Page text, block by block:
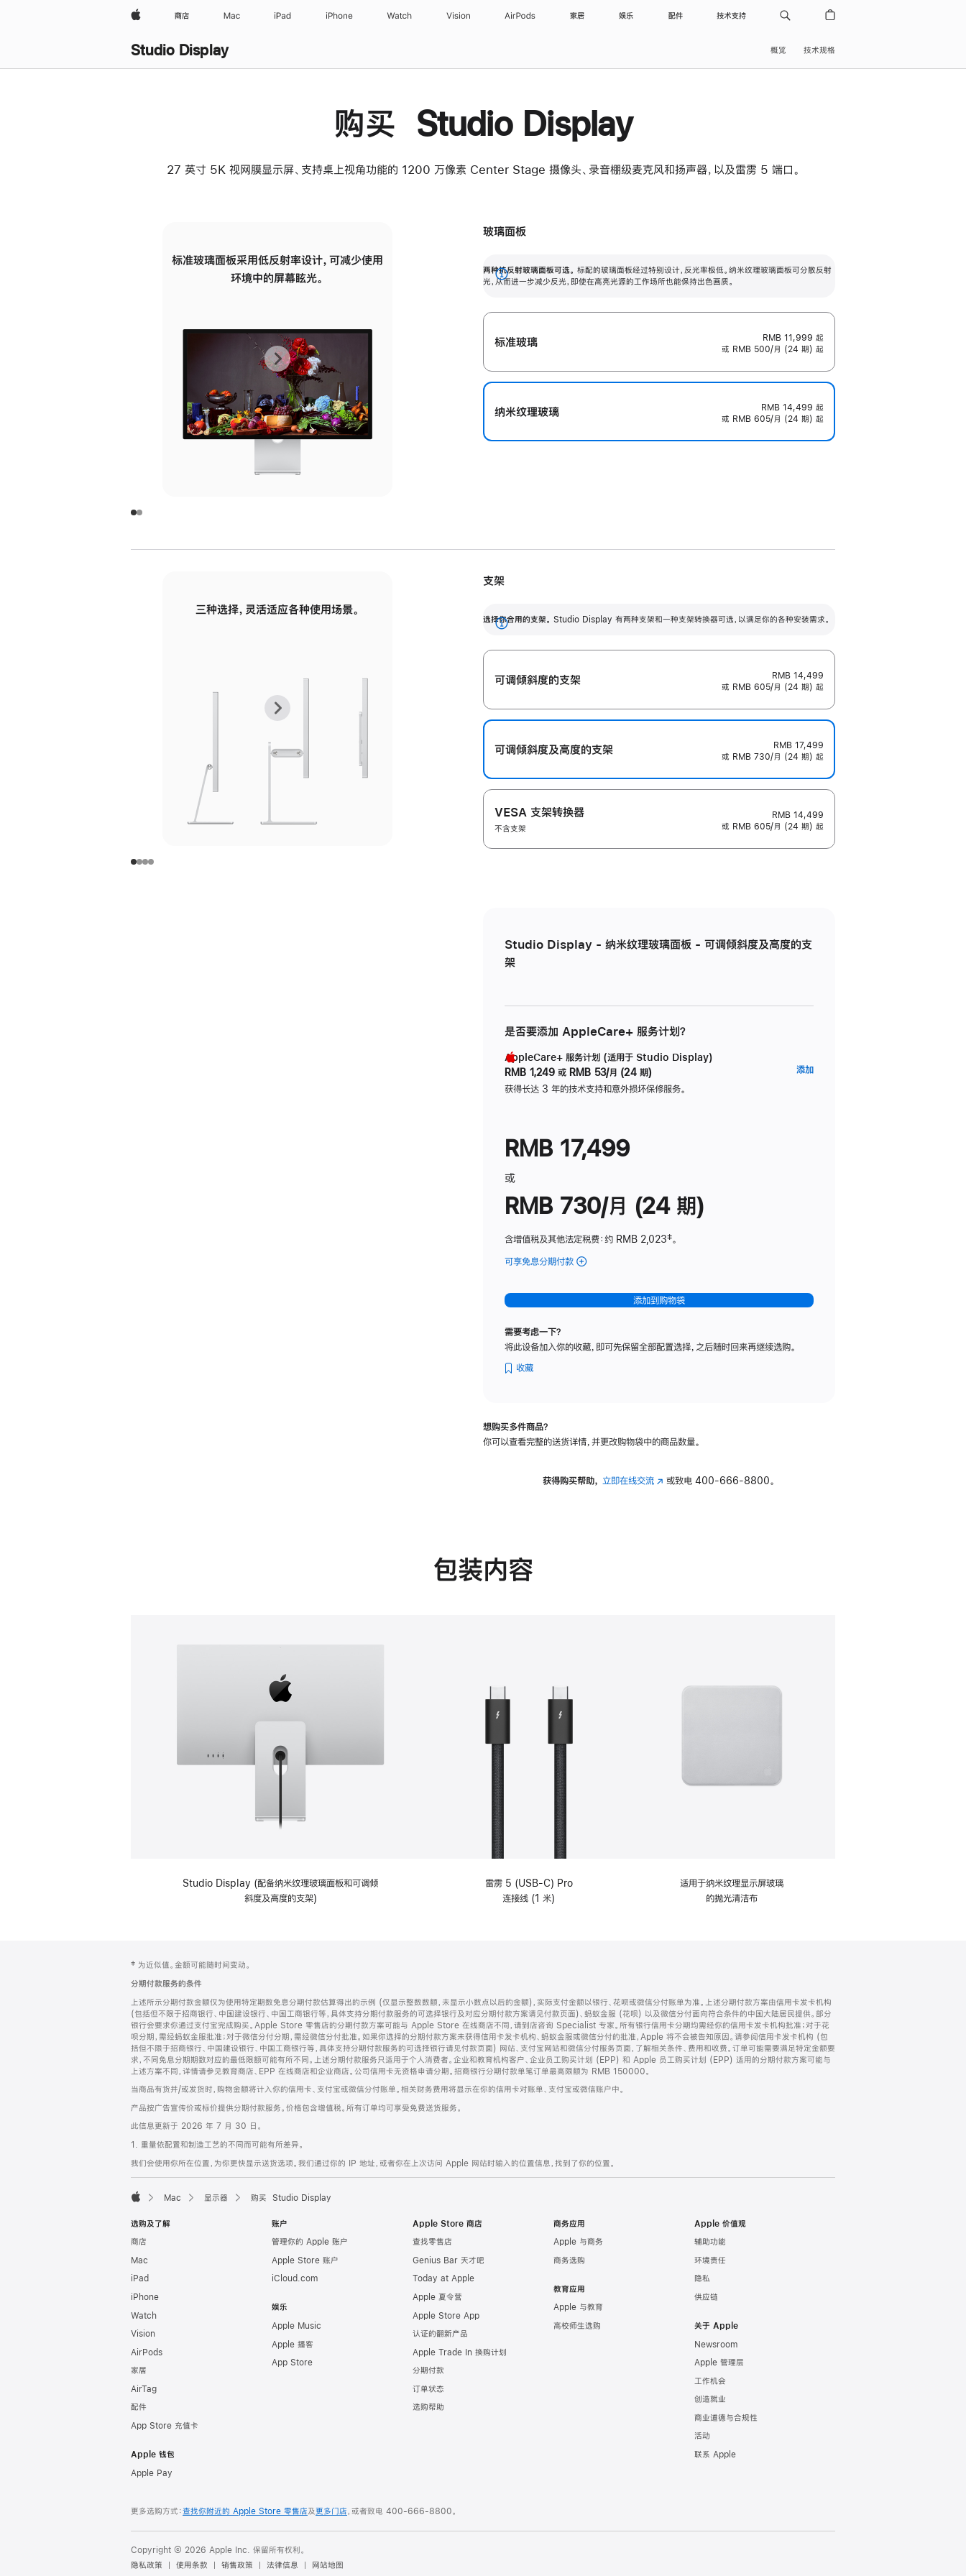
Apple 商店 Mac iPad iPhone Watch Vision AirPods 家居 娱乐 配件 技术支持
Studio Display 概览 技术规格
购买 Studio Display
27 英寸 5K 视网膜显示屏、支持桌上视角功能的 1200 万像素 Center Stage 摄像头、录音棚级麦克风和扬声器，以及雷雳 5 端口。
标准玻璃面板采用低反射率设计，可减少使用
环境中的屏幕眩光。
有高亮光源的场所使用，也能保持出色画质。
上
一
张
图
面
下
一
张
图
面
玻璃面板
两种抗反射玻璃面板可选。 标配的玻璃面板经过特别设计，反光率极低。纳米纹理玻璃面板可分散反射
光，从而进一步减少反光，即使在高亮光源的工作场所也能保持出色画质。
展
标准玻璃 RMB 11,999 起
或 RMB 500/月 (24 期) 起
纳米纹理玻璃 RMB 14,499 起
或 RMB 605/月 (24 期) 起
三种选择，灵活适应各种使用场景。
调节范围。
毫米的高度调节范围。
上
张
下
张
支架
选择你合用的支架。 Studio Display 有两种支架和一种支架转换器可选，以满足你的各种安装需求。
展
开
可调倾斜度的支架
RMB 14,499
或 RMB 605/月 (24 期) 起
可调倾斜度及高‍度的支‍架
RMB 17,499
或 RMB 730/月 (24 期) 起
VESA 支架转换器
不含支架
RMB 14,499
或 RMB 605/月 (24 期) 起
Studio Display - 纳米纹理玻璃面板 - 可调倾斜度及高度的支
架
是否要添加 AppleCare+ 服务计划？
AppleCare+ 服务计划 (适用于 Studio Display)
RMB 1,249 或 RMB 53/月 (24 期)
获得长达 3 年的技术支持和意外损坏保修服务。
添加
RMB 17,499
或
RMB 730/月 (24 期)
含增值税及其他法定税费：约 RMB 2,023脚
‡。
可享免息分期付款 (Studio
-
纳
理
可
斜
添加到购物袋
需要考虑一下？
将此设备加入你的收藏，即可先保留全部配置选择，之后随时回来再继续选购。
收藏
想购买多件商品？
你可以查看完整的送货详情，并更改购物袋中的商品数量。
获得购买帮助， 立即在线交流(在 或致电400-666-8800。
包装内容
Studio Display (配备纳米纹理玻璃面板和可调倾
斜度及高度的支架)
雷雳 5 (USB-C) Pro
连接线 (1 米)
适用于纳米纹理显示屏玻璃
的抛光清洁布
页
脚
注
‡ 为近似值。金额可能随时间变动。
分期付款服务的条件
上述所示分期付款金额仅为使用特定期数免息分期付款估算得出的示例 (仅显示整数数额，未显示小数点以后的金额)，实际支付金额以银行、花呗或微信分付账单为准。上述分期付款方案由信用卡发卡机构
(包括但不限于招商银行、中国建设银行、中国工商银行等，具体支持分期付款服务的可选择银行及对应分期付款方案请见付款页面)、蚂蚁金服 (花呗) 以及微信分付面向符合条件的中国大陆居民提供。部分
银行会要求你通过支付宝完成购买。Apple Store 零售店的分期付款方案可能与 Apple Store 在线商店不同，请到店咨询 Specialist 专家。所有银行信用卡分期均需经你的信用卡发卡机构批准；对于花
呗分期，需经蚂蚁金服批准；对于微信分付分期，需经微信分付批准。如果你选择的分期付款方案未获得信用卡发卡机构、蚂蚁金服或微信分付的批准，Apple 将不会被告知原因。请参阅信用卡发卡机构 (包
括但不限于招商银行、中国建设银行、中国工商银行等，具体支持分期付款服务的可选择银行请见付款页面) 网站、支付宝网站和微信分付服务页面，了解相关条件、费用和收费。订单可能需要满足特定金额要
求，不同免息分期期数对应的最低限额可能有所不同。上述分期付款服务只适用于个人消费者。企业和教育机构客户、企业员工购买计划 (EPP) 和 Apple 员工购买计划 (EPP) 适用的分期付款方案可能与
上述方案不同，详情请参见教育商店、EPP 在线商店和企业商店。公司信用卡无资格申请分期。招商银行分期付款单笔订单最高限额为 RMB 150000。
当商品有货并/或发货时，购物金额将计入你的信用卡、支付宝或微信分付账单。相关财务费用将显示在你的信用卡对账单、支付宝或微信账户中。
产品按广告宣传价或标价提供分期付款服务。价格包含增值税。所有订单均可享受免费送货服务。
此信息更新于 2026 年 7 月 30 日。
1. 重量依配置和制造工艺的不同而可能有所差异。
我们会使用你所在位置，为你更快显示送货选项。我们通过你的 IP 地址，或者你在上次访问 Apple 网站时输入的位置信息，找到了你的位置。
Mac 显示器 购买 Studio Display
选购及了解
商店
Mac
iPad
iPhone
Watch
Vision
AirPods
家居
AirTag
配件
App Store 充值卡
Apple 钱包
Apple Pay
账户
管理你的 Apple 账户
Apple Store 账户
iCloud.com
娱乐
Apple Music
Apple 播客
App Store
Apple Store 商店
查找零售店
Genius Bar 天才吧
Today at Apple
Apple 夏令营
Apple Store App
认证的翻新产品
Apple Trade In 换购计划
分期付款
订单状态
选购帮助
商务应用
Apple 与商务
商务选购
教育应用
Apple 与教育
高校师生选购
Apple 价值观
辅助功能
环境责任
隐私
供应链
关于 Apple
Newsroom
Apple 管理层
工作机会
创造就业
商业道德与合规性
活动
联系 Apple
更多选购方式：查找你附近的 Apple Store 零售店及更多门店，或者致电 400-666-8800。
Copyright © 2026 Apple Inc. 保留所有权利。
隐私政策
使用条款 销售政策 法律信息 网站地图